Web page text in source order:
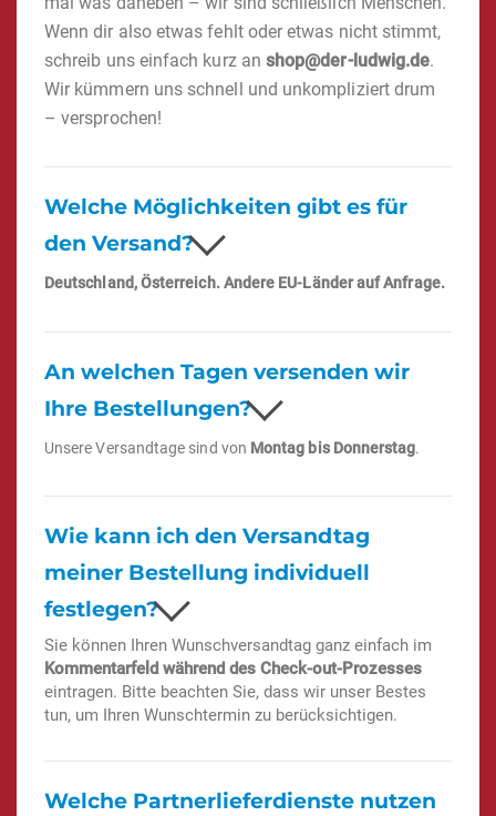
Wenn dir also etwas fehlt oder etwas nicht stimmt,
schreib uns einfach kurz an shop@der-ludwig.de.
Wir kümmern uns schnell und unkompliziert drum
– versprochen!
Welche Möglichkeiten gibt es für
den Versand?
Deutschland, Österreich. Andere EU-Länder auf Anfrage.
An welchen Tagen versenden wir
Ihre Bestellungen?
Unsere Versandtage sind von Montag bis Donnerstag.
Wie kann ich den Versandtag
meiner Bestellung individuell
festlegen?
Sie können Ihren Wunschversandtag ganz einfach im
Kommentarfeld während des Check-out-Prozesses
eintragen. Bitte beachten Sie, dass wir unser Bestes
tun, um Ihren Wunschtermin zu berücksichtigen.
Welche Partnerlieferdienste nutzen